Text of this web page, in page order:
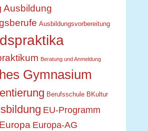
Ausbildung
Ausbildungsvorbereitung
Beratung und Anmeldung
Gymnasium
Berufsschule BKultur
EU-Programm
Europa Europa-AG